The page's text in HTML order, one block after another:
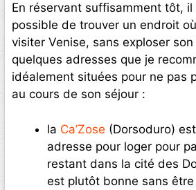
En réservant suffisamment tôt,
possible de trouver un endroit
visiter Venise, sans exploser
quelques adresses que je
idéalement situées pour ne pas
au cours de son séjour :
la Ca’Zose (Dorsoduro)
adresse pour loger pour
restant dans la cité des
est plutôt bonne sans